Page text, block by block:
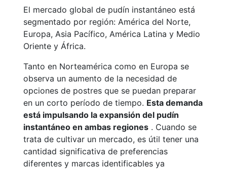
El mercado global de pudín instantáneo está
segmentado por región: América del Norte,
Europa, Asia Pacífico, América Latina y Medio
Oriente y África.
Tanto en Norteamérica como en Europa se
observa un aumento de la necesidad de
opciones de postres que se puedan preparar
en un corto período de tiempo. Esta demanda
está impulsando la expansión del pudín
instantáneo en ambas regiones . Cuando se
trata de cultivar un mercado, es útil tener una
cantidad significativa de preferencias
diferentes y marcas identificables ya